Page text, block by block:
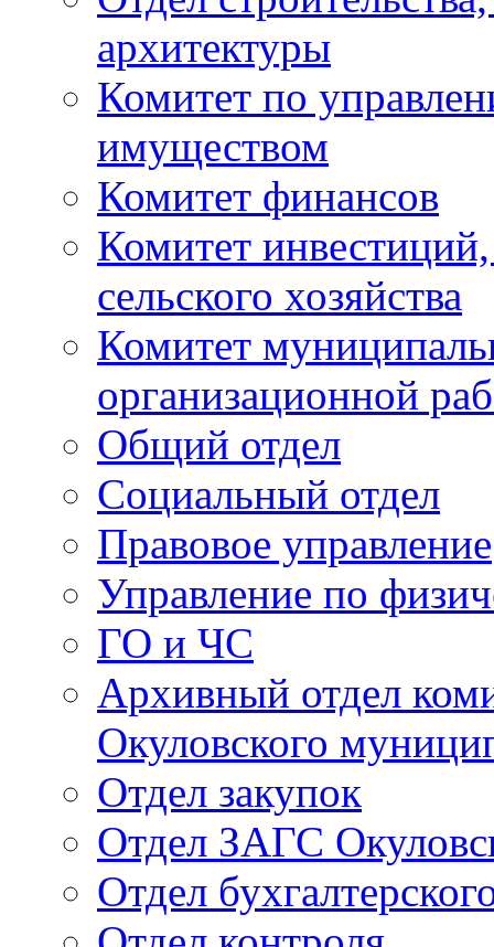
архитектуры
Комитет по
имуществом
Комитет финансов
Комитет
сельского хозяйства
Комитет
организационной
Общий отдел
Социальный отдел
Правовое управление
Управление по
ГО и ЧС
Архивный отдел
Окуловского
Отдел закупок
Отдел ЗАГС
Отдел